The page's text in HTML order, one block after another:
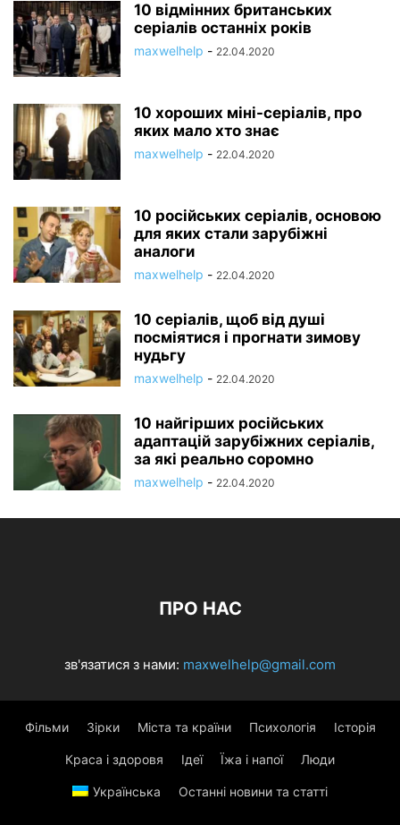
10 відмінних британських
серіалів останніх років
maxwelhelp - 22.04.2020
10 хороших міні-серіалів, про
яких мало хто знає
maxwelhelp - 22.04.2020
10 російських серіалів, основою
для яких стали зарубіжні
аналоги
maxwelhelp - 22.04.2020
10 серіалів, щоб від душі
посміятися і прогнати зимову
нудьгу
maxwelhelp - 22.04.2020
10 найгірших російських
адаптацій зарубіжних серіалів,
за які реально соромно
maxwelhelp - 22.04.2020
ПРО НАС
зв'язатися з нами: maxwelhelp@gmail.com
Фільми Зірки Міста та країни Психологія Історія
Краса і здоровя Ідеї Їжа і напої Люди
Українська Останні новини та статті